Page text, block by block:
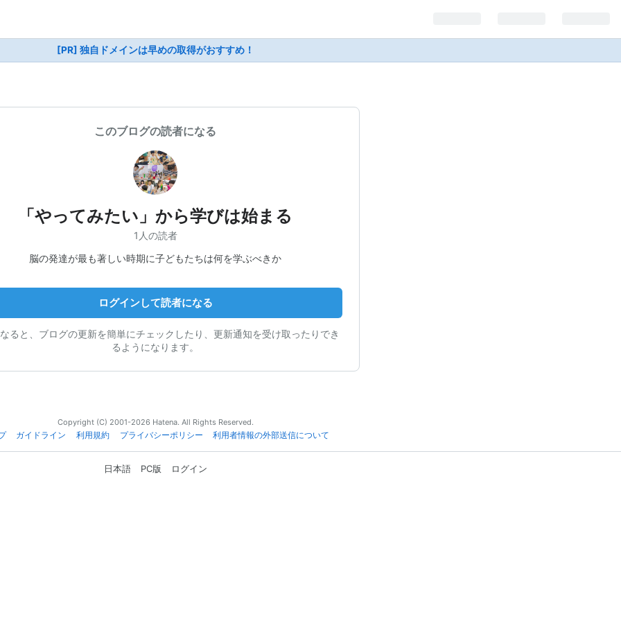
[PR] 独自ドメインは早めの取得がおすすめ！
このブログの読者になる
「やってみたい」から学びは始まる
1人の読者
脳の発達が最も著しい時期に子どもたちは何を学ぶべきか
ログインして読者になる
ると、ブログの更新を簡単にチェックしたり、更新通知を受け取ったりでき
るようになります。
Copyright (C) 2001-2026 Hatena. All Rights Reserved.
ガイドライン 利用規約 プライバシーポリシー 利用者情報の外部送信について
日本語 PC版 ログイン